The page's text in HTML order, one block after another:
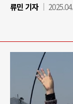
류민 기자